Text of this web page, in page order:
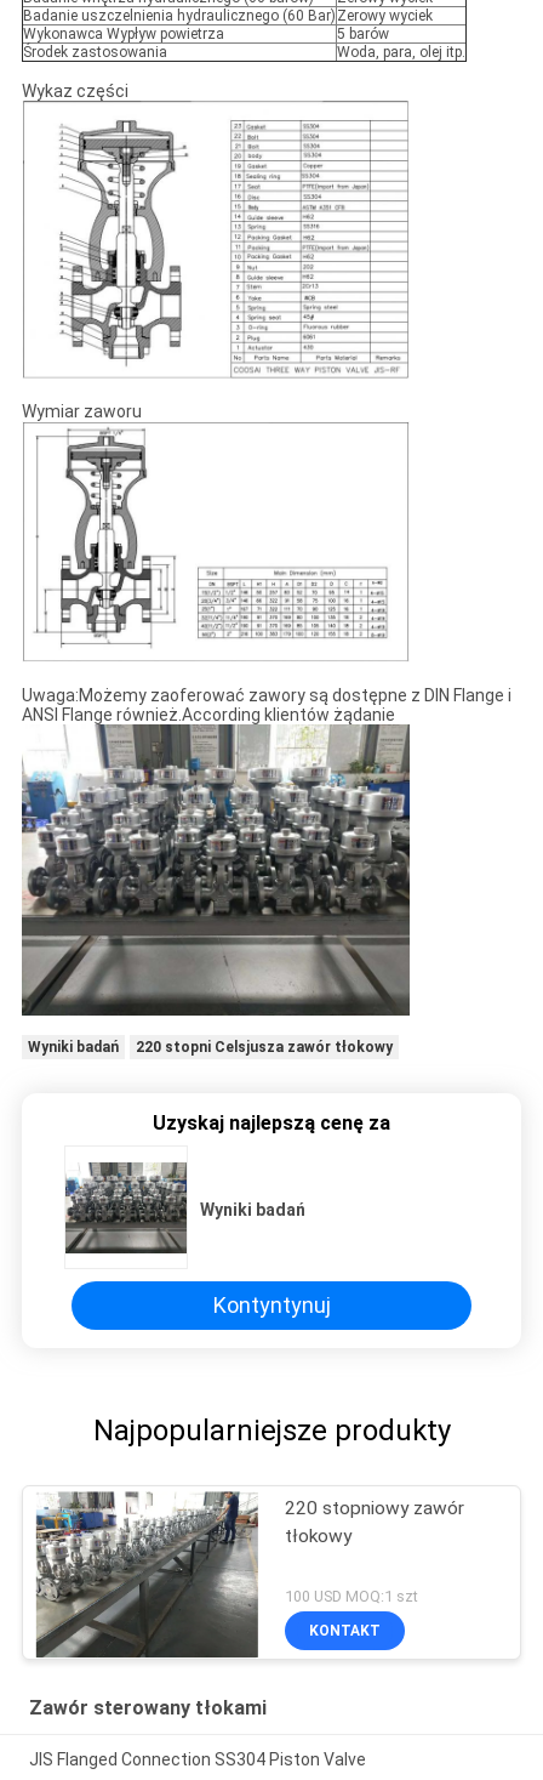
Badanie uszczelnienia hydraulicznego (60 Bar) Zerowy wyciek
Wykonawca Wypływ powietrza
5 barów
Środek zastosowania
Woda, para, olej itp.
Wykaz części
Wymiar zaworu
Uwaga:Możemy zaoferować zawory są dostępne z DIN Flange i
ANSI Flange również.According klientów żądanie
Wyniki badań 220 stopni Celsjusza zawór tłokowy
Uzyskaj najlepszą cenę za
Wyniki badań
Kontyntynuj
Najpopularniejsze produkty
220 stopniowy zawór
tłokowy
100 USD MOQ:1 szt
KONTAKT
Zawór sterowany tłokami
JIS Flanged Connection SS304 Piston Valve